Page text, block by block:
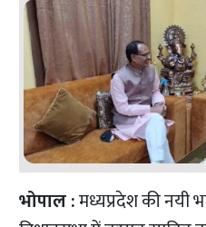
भोपाल :मध्यप्रदेश की नयी